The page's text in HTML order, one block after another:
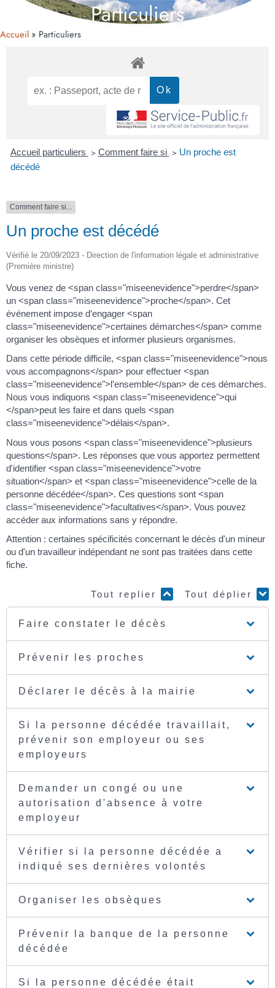
Particuliers
Accueil Particuliers
Accueil particuliers > Comment faire si > Un proche est
décédé
Comment faire si...
Un proche est décédé
Vérifié le 20/09/2023 - Direction de l'information légale et administrative
(Première ministre)
Vous venez de <span class="miseenevidence">perdre</span>
un <span class="miseenevidence">proche</span>. Cet
événement impose d’engager <span
class="miseenevidence">certaines démarches</span> comme
organiser les obsèques et informer plusieurs organismes.
Dans cette période difficile, <span class="miseenevidence">nous
vous accompagnons</span> pour effectuer <span
class="miseenevidence">l’ensemble</span> de ces démarches.
Nous vous indiquons <span class="miseenevidence">qui
</span>peut les faire et dans quels <span
class="miseenevidence">délais</span>.
Nous vous posons <span class="miseenevidence">plusieurs
questions</span>. Les réponses que vous apportez permettent
d'identifier <span class="miseenevidence">votre
situation</span> et <span class="miseenevidence">celle de la
personne décédée</span>. Ces questions sont <span
class="miseenevidence">facultatives</span>. Vous pouvez
accéder aux informations sans y répondre.
Attention : certaines spécificités concernant le décès d'un mineur
ou d'un travailleur indépendant ne sont pas traitées dans cette
fiche.
Tout replier Tout déplier
Faire constater le décès
Prévenir les proches
Déclarer le décès à la mairie
Si la personne décédée travaillait,
prévenir son employeur ou ses
employeurs
Demander un congé ou une
autorisation d'absence à votre
employeur
Vérifier si la personne décédée a
indiqué ses dernières volontés
Organiser les obsèques
Prévenir la banque de la personne
décédée
Si la personne décédée était